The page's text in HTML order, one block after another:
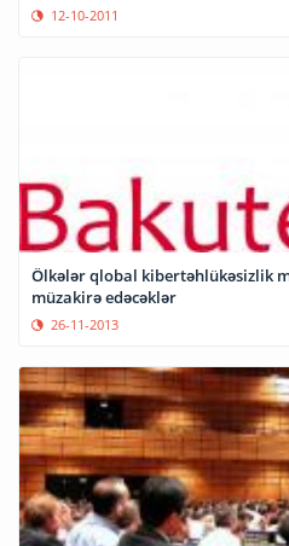
12-10-2011
Ölkələr qlobal kibertəhlükəsizlik
müzakirə edəcəklər
26-11-2013